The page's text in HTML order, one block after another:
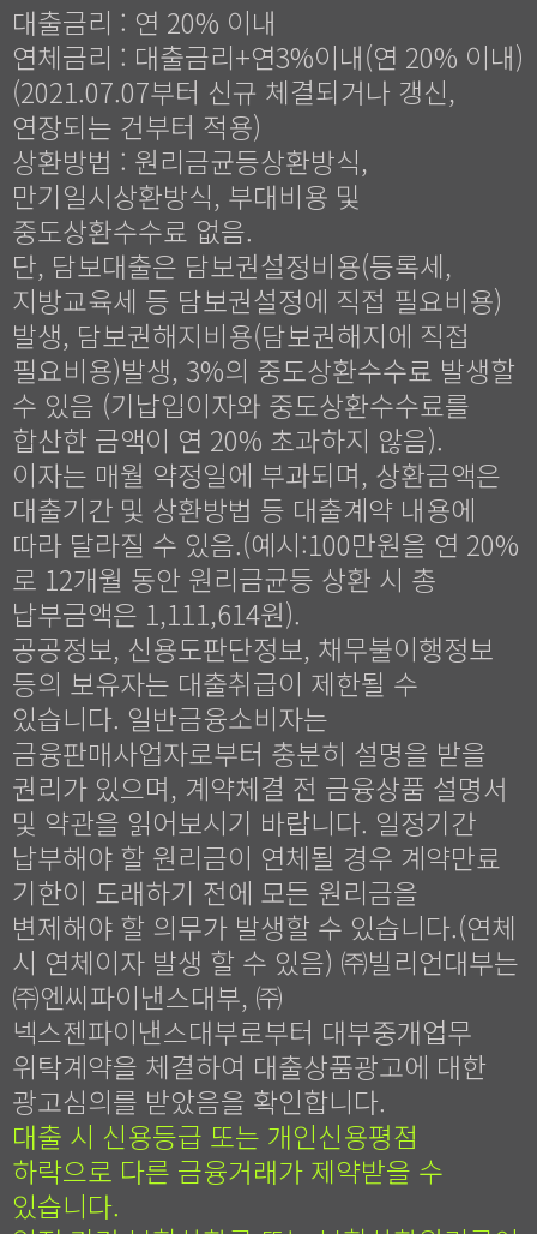
대출금리 : 연 20% 이내
연체금리 : 대출금리+연3%이내(연 20% 이내)
(2021.07.07부터 신규 체결되거나 갱신,
연장되는 건부터 적용)
상환방법 : 원리금균등상환방식,
만기일시상환방식, 부대비용 및
중도상환수수료 없음.
단, 담보대출은 담보권설정비용(등록세,
지방교육세 등 담보권설정에 직접 필요비용)
발생, 담보권해지비용(담보권해지에 직접
필요비용)발생, 3%의 중도상환수수료 발생할
수 있음 (기납입이자와 중도상환수수료를
합산한 금액이 연 20% 초과하지 않음).
이자는 매월 약정일에 부과되며, 상환금액은
대출기간 및 상환방법 등 대출계약 내용에
따라 달라질 수 있음.(예시:100만원을 연 20%
로 12개월 동안 원리금균등 상환 시 총
납부금액은 1,111,614원).
공공정보, 신용도판단정보, 채무불이행정보
등의 보유자는 대출취급이 제한될 수
있습니다. 일반금융소비자는
금융판매사업자로부터 충분히 설명을 받을
권리가 있으며, 계약체결 전 금융상품 설명서
및 약관을 읽어보시기 바랍니다. 일정기간
납부해야 할 원리금이 연체될 경우 계약만료
기한이 도래하기 전에 모든 원리금을
변제해야 할 의무가 발생할 수 있습니다.(연체
시 연체이자 발생 할 수 있음) ㈜빌리언대부는
㈜엔씨파이낸스대부, ㈜
넥스젠파이낸스대부로부터 대부중개업무
위탁계약을 체결하여 대출상품광고에 대한
광고심의를 받았음을 확인합니다.
대출 시 신용등급 또는 개인신용평점
하락으로 다른 금융거래가 제약받을 수
있습니다.